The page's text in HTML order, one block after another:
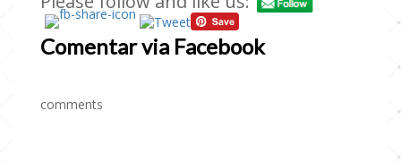
Comentar via Facebook
comments